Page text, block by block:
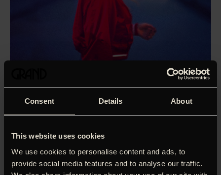
Consent Details About
This website uses cookies
We use cookies to personalise content and ads, to
provide social media features and to analyse our traffic.
Ikke en sæson uden en ny film af fransk films mest vinde
diverterede os med vilde tidsrejser i forstæderne i
’Incroyable mais vrai’. I denne ombæring gælder det et
kompagni spandex-klædte superhelte, hvis tobaks-bataljon
skal redde verden fra rumvæsner under ledelse af den